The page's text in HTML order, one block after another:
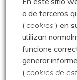
Rutas y
Valdeolea. Río
Aprendiz de
o de terceros
(cookies ) en
utilizan
funcione
generar
(cookies de